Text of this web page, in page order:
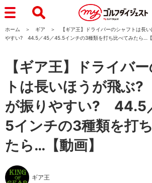
ホーム ギア
【ギア王】ドライバーのシャフトは長
やすい? 44.5／45／45.5インチの3種類を打ち比べてみたら…【
【ギア王】ドライバ
トは長いほうが飛ぶ
が振りやすい? 44.5
5インチの3種類を打
たら…【動画】
ギア王